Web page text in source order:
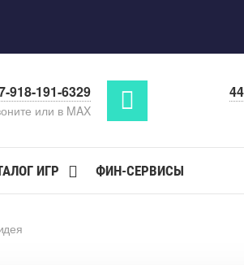
918-191-6329
или в MAX
ИГР ФИН-СЕРВИСЫ